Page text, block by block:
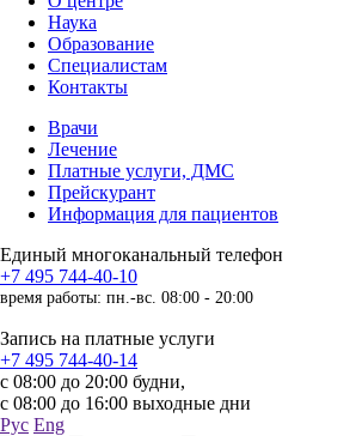
Наука
Образование
Специалистам
Контакты
Врачи
Лечение
Платные услуги, ДМС
Прейскурант
Информация для пациентов
Единый многоканальный телефон
+7 495 744-40-10
время работы: пн.-вс. 08:00 - 20:00
Запись на платные услуги
+7 495 744-40-14
с 08:00 до 20:00 будни,
с 08:00 до 16:00 выходные дни
Рус Eng